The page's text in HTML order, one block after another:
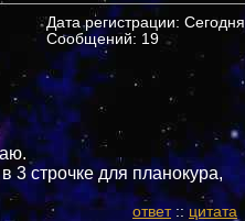
Дата регистрации: Сегодня
Сообщений: 19
3 строчке для планокура,
ответ:: цитата